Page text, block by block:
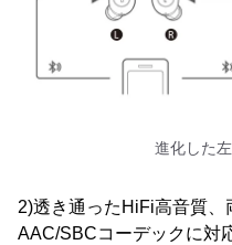
進化した
2)透き通ったHiFi高音質、
AAC/SBCコーデックに対